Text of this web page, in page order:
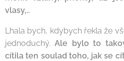
vlasy,..
Lhala bych, kdybych řekla že
jednoduchý.Ale bylo to
cítila ten soulad toho, jak se